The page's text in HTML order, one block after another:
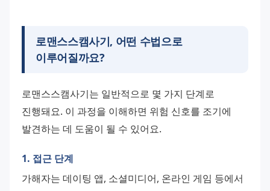
로맨스스캠사기, 어떤 수법으로
이루어질까요?
로맨스스캠사기는 일반적으로 몇 가지 단계로
진행돼요. 이 과정을 이해하면 위험 신호를 조기에
발견하는 데 도움이 될 수 있어요.
1. 접근 단계
가해자는 데이팅 앱, 소셜미디어, 온라인 게임 등에서